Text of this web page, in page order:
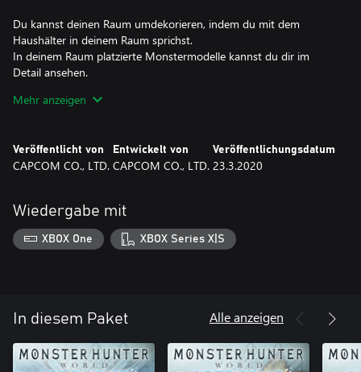
Du kannst deinen Raum umdekorieren, indem du mit dem
Haushälter in deinem Raum sprichst.
In deinem Raum platzierte Monstermodelle kannst du dir im
Detail ansehen.
dieses Add-on nutzen zu können.
Mehr anzeigen
Veröffentlicht von
CAPCOM CO., LTD.
Entwickelt von
CAPCOM CO., LTD.
Veröffentlichungsdatum
23.3.2020
Wiedergabe mit
XBOX One XBOX Series X|S
In diesem Paket Alle anzeigen